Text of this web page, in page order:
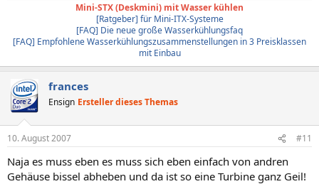
Mini-STX (Deskmini) mit Wasser kühlen
[Ratgeber] für Mini-ITX-Systeme
[FAQ] Die neue große Wasserkühlungsfaq
[FAQ] Empfohlene Wasserkühlungszusammenstellungen in 3 Preisklassen
mit Einbau
frances
Ensign Ersteller dieses Themas
10. August 2007 #11
Naja es muss eben es muss sich eben einfach von andren
Gehäuse bissel abheben und da ist so eine Turbine ganz Geil!